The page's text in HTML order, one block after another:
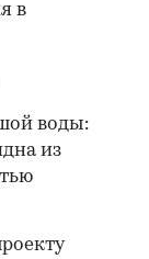
в
воды:
из